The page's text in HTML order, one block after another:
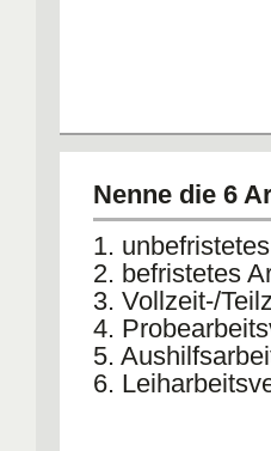
Nenne die 6
1.
2. befristetes
3. Vollzeit-/
4.
5.
6.